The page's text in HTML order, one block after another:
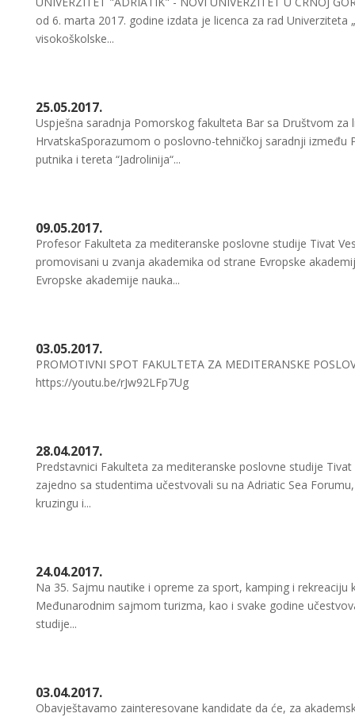
od 6. marta 2017. godine izdata je licenca za rad Univerziteta
visokoškolske...
25.05.2017.
Uspješna saradnja Pomorskog fakulteta Bar sa Društvom za
HrvatskaSporazumom o poslovno-tehničkoj saradnji
putnika i tereta “Jadrolinija“...
09.05.2017.
Profesor Fakulteta za mediteranske poslovne studije Tivat
promovisani u zvanja akademika od strane Evropske
Evropske akademije nauka...
03.05.2017.
PROMOTIVNI SPOT FAKULTETA ZA MEDITERANSKE
https://youtu.be/rJw92LFp7Ug
28.04.2017.
Predstavnici Fakulteta za mediteranske poslovne studije
zajedno sa studentima učestvovali su na Adriatic Sea
kruzingu i...
24.04.2017.
Na 35. Sajmu nautike i opreme za sport, kamping i
Međunarodnim sajmom turizma, kao i svake godine
studije...
03.04.2017.
Obavještavamo zainteresovane kandidate da će, za